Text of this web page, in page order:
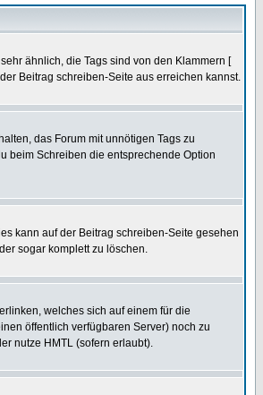
ähnlich, die Tags sind von den Klammern [
Beitrag schreiben-Seite aus erreichen kannst.
das Forum mit unnötigen Tags zu
beim Schreiben die entsprechende Option
kann auf der Beitrag schreiben-Seite gesehen
sogar komplett zu löschen.
welches sich auf einem für die
öffentlich verfügbaren Server) noch zu
nutze HMTL (sofern erlaubt).